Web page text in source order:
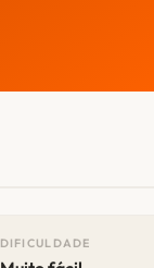
DIFICULDADE